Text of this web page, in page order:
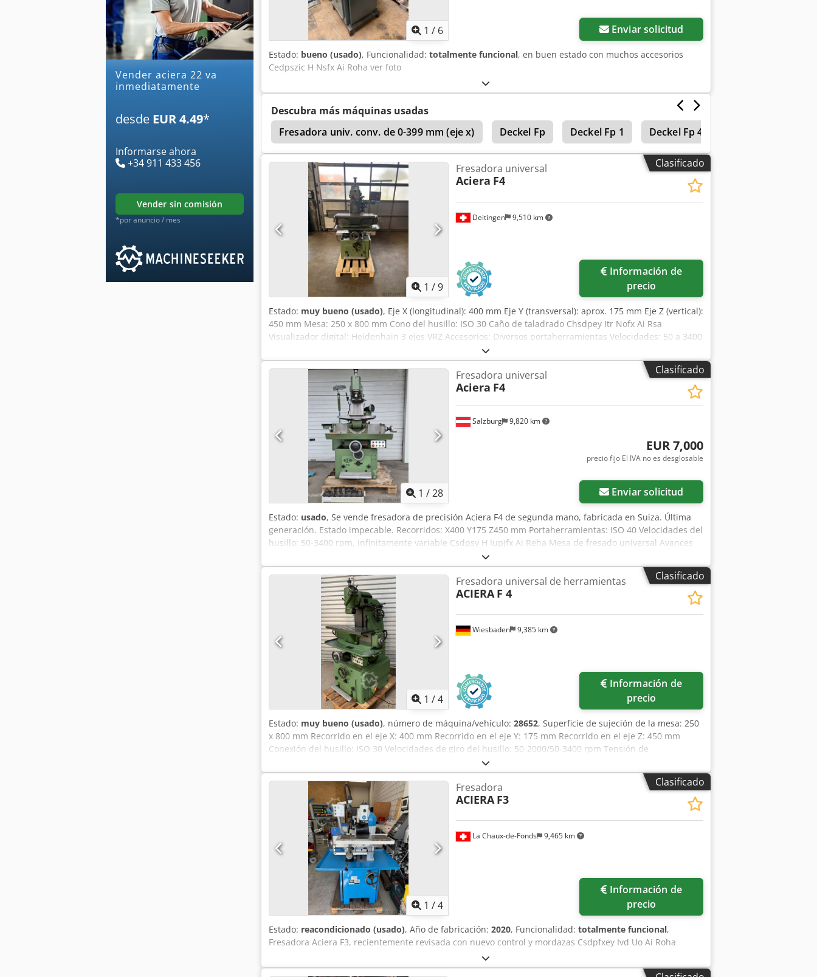
Vender aciera 22 va
inmediatamente
desde EUR 4.49*
Informarse ahora
+34 911 433 456
vender sin comisión
*por anuncio / mes
1 / 6 Enviar solicitud
Estado: bueno (usado), Funcionalidad: totalmente funcional, en buen estado con muchos accesorios
Cedpszic H Nsfx Ai Roha ver foto
Descubra más máquinas usadas
Fresadora univ. conv. de 0-399 mm (eje x)
Deckel Fp Deckel Fp 1 Deckel Fp 41
Clasificado
1 /9
Deitingen 9,510 km
Fresadora universal
Aciera F4
precio
Estado: muy bueno (usado), Eje X (longitudinal): 400 mm Eje Y (transversal): aprox. 175 mm Eje Z (vertical):
450 mm Mesa: 250 x 800 mm Cono del husillo: ISO 30 Caño de taladrado Chsdpey Itr Nofx Ai Rsa
Visualizador digital: Heidenhain 3 ejes VRZ Accesorios: Diversos portaherramientas Velocidades: 50 a 3400
Clasificado
1 /28
Salzburg 9,820 km
Fresadora universal
Aciera F4
EUR 7,000
precio fijo El IVA no es desglosable
Enviar solicitud
Estado: usado, Se vende fresadora de precisión Aciera F4 de segunda mano, fabricada en Suiza. Última
generación. Estado impecable. Recorridos: X400 Y175 Z450 mm Portaherramientas: ISO 40 Velocidades del
husillo: 50-3400 rpm, infinitamente variable Csdpsy H Iupjfx Ai Reha Mesa de fresado universal Avances
en ejes X y Z: 10-600 mm/min, infinitamente variable Avance rápido en ejes X y Z: 1500 mm/min Máquina
herramienta fresadora extremadamente robusta y precisa. Incluye varias herramientas SK40 y un
portapinzas con juego de pinzas. Manual de instrucciones original incluido. Peso aprox. 950 kg.Clasificado
1 /4
Wiesbaden 9,385 km
Fresadora universal de herramientas
ACIERA F 4
precio
Estado: muy bueno (usado), número de máquina/vehículo: 28652, Superficie de sujeción de la mesa: 250
x 800 mm Recorrido en el eje X: 400 mm Recorrido en el eje Y: 175 mm Recorrido en el eje Z: 450 mm
Conexión del husillo: ISO 30 Velocidades de giro del husillo: 50-2000/50-3400 rpm Tensión de
funcionamiento: 380 V Chjdpfx Aish D Rzus Rja Consumo total de potencia: aprox. 2,5 kVA Espacio
necesario: 1200 x 1000 x 1600 mm Peso: aprox. 1100 kg
Clasificado
1 /4
La Chaux-de-Fonds 9,465 km
Fresadora
ACIERA F3
precio
Estado: reacondicionado (usado), Año de fabricación: 2020, Funcionalidad: totalmente funcional,
Fresadora Aciera F3, recientemente revisada con nuevo control y mordazas Csdpfxey Ivd Uo Ai Roha